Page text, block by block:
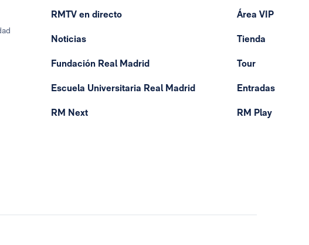
RMTV en directo
Noticias
Fundación Real Madrid
Escuela Universitaria Real Madrid
RM Next
Área VIP
Tienda
Tour
Entradas
RM Play